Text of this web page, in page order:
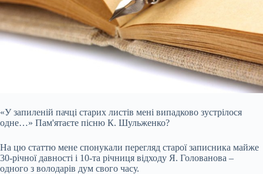
«У запиленій пачці старих листів мені випадково зустрілося
одне…» Пам'ятаєте пісню К. Шульженко?
На цю статтю мене спонукали перегляд старої записника майже
30-річної давності і 10-та річниця відходу Я. Голованова –
одного з володарів дум свого часу.